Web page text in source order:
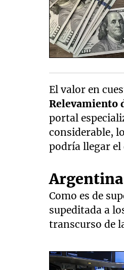
El valor en
Relevamiento
portal
considerable,
podría llegar el
Como es de
supeditada a
transcurso de